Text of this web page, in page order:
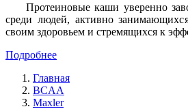
Протеиновые каши уверенно
среди людей, активно
своим здоровьем и стремящихся к
Подробнее
Главная
BCAA
Maxler